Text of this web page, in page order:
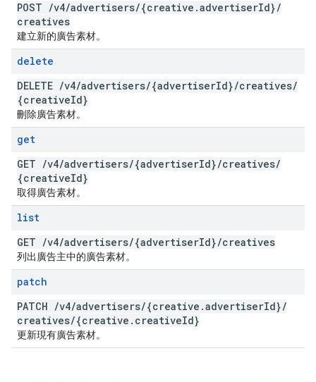
POST /v4/advertisers/{creative .advertiserId}/
creatives
建立新的廣告素材。
delete
DELETE /v4/advertisers/{advertiserId}/creatives/
{creativeId}
刪除廣告素材。
get
GET /v4/advertisers/{advertiserId}/creatives/
{creativeId}
取得廣告素材。
list
GET /v4/advertisers/{advertiserId}/creatives
列出廣告主中的廣告素材。
patch
PATCH /v4/advertisers/{creative .advertiserId}/
creatives/{creative . creativeId}
更新現有廣告素材。